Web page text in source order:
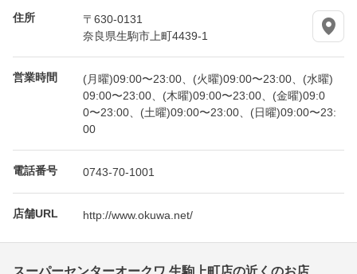
住所
〒630-0131
奈良県生駒市上町4439-1
営業時間
(月曜)09:00〜23:00、(火曜)09:00〜23:00、(水曜)
09:00〜23:00、(木曜)09:00〜23:00、(金曜)09:0
0〜23:00、(土曜)09:00〜23:00、(日曜)09:00〜23:
00
電話番号 0743-70-1001
店舗URL http://www.okuwa.net/
スーパーセンターオークワ 生駒上町店の近くのお店